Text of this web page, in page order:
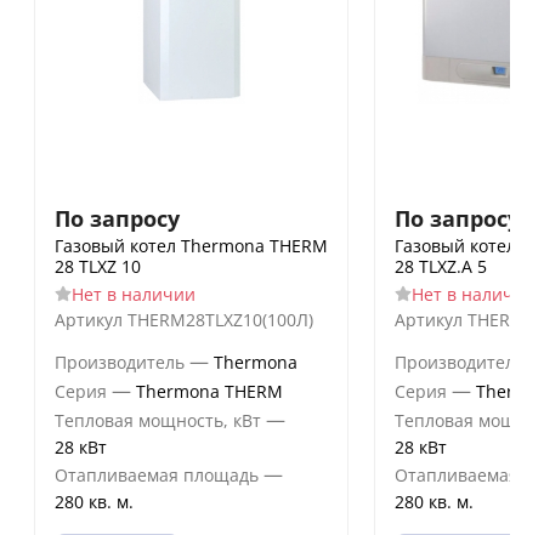
По запросу
Газовый котел Thermona THERM
28 TLXZ 10
Нет в наличии
Артикул THERM28TLXZ10(100Л)
Производитель — Thermona
Серия — Thermona THERM
Тепловая мощность, кВт —
28 кВт
Отапливаемая площадь —
280 кв. м.
По запросу
Газовый котел
28 TLXZ.A 5
Нет в наличии
Артикул
Производитель
Серия —
Тепловая
28 кВт
Отапливаемая
280 кв. м.